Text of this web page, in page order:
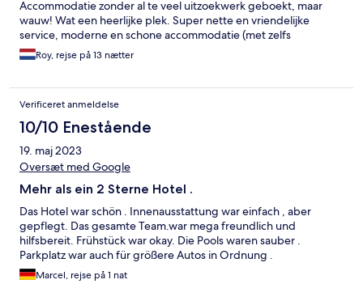
Accommodatie zonder al te veel uitzoekwerk geboekt, maar
wauw! Wat een heerlijke plek. Super nette en vriendelijke
service, moderne en schone accommodatie (met zelfs
tussentijdse schoonmaak), fijn zwembad, én top locatie aan het
meer en in het dorp. Absoluut onder de indruk en wij komen
Roy, rejse på 13 nætter
Verificeret anmeldelse
10/10 Enestående
19. maj 2023
Oversæt med Google
Mehr als ein 2 Sterne Hotel .
Das Hotel war schön . Innenausstattung war einfach , aber
gepflegt. Das gesamte Team.war mega freundlich und
hilfsbereit. Frühstück war okay. Die Pools waren sauber .
Parkplatz war auch für größere Autos in Ordnung .
Marcel, rejse på 1 nat